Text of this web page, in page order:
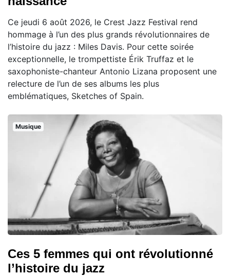
Ce jeudi 6 août 2026, le Crest Jazz Festival rend
hommage à l’un des plus grands révolutionnaires de
l’histoire du jazz : Miles Davis. Pour cette soirée
exceptionnelle, le trompettiste Érik Truffaz et le
saxophoniste-chanteur Antonio Lizana proposent une
relecture de l’un de ses albums les plus
emblématiques, Sketches of Spain.
Musique
Ces 5 femmes qui ont révolutionné
l’histoire du jazz